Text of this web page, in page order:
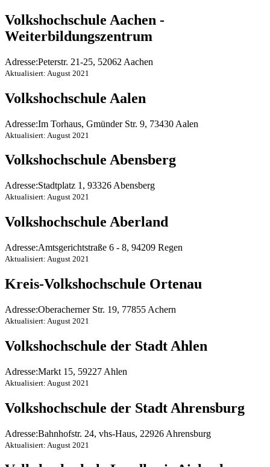
Volkshochschule Aachen -
Weiterbildungszentrum
Adresse:Peterstr. 21-25, 52062 Aachen
Aktualisiert: August 2021
Volkshochschule Aalen
Adresse:Im Torhaus, Gmünder Str. 9, 73430 Aalen
Aktualisiert: August 2021
Volkshochschule Abensberg
Adresse:Stadtplatz 1, 93326 Abensberg
Aktualisiert: August 2021
Volkshochschule Aberland
Adresse:Amtsgerichtstraße 6 - 8, 94209 Regen
Aktualisiert: August 2021
Kreis-Volkshochschule Ortenau
Adresse:Oberacherner Str. 19, 77855 Achern
Aktualisiert: August 2021
Volkshochschule der Stadt Ahlen
Adresse:Markt 15, 59227 Ahlen
Aktualisiert: August 2021
Volkshochschule der Stadt Ahrensburg
Adresse:Bahnhofstr. 24, vhs-Haus, 22926 Ahrensburg
Aktualisiert: August 2021